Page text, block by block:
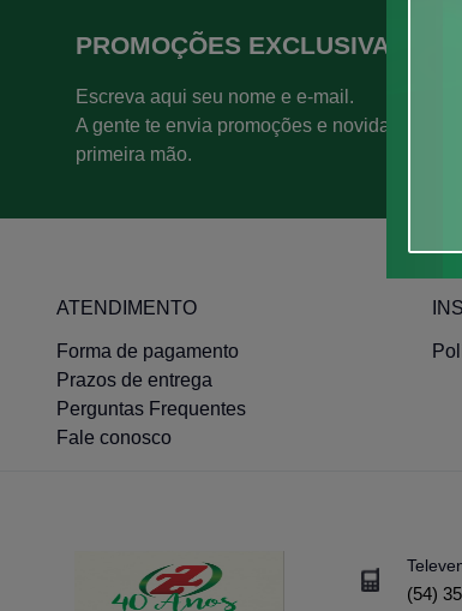
PROMOÇÕES EXCLUSIVAS
Escreva aqui seu nome e e-mail.
A gente te envia promoções e novidades em
primeira mão.
ATENDIMENTO
Forma de pagamento
Prazos de entrega
Perguntas Frequentes
Fale conosco
(54)